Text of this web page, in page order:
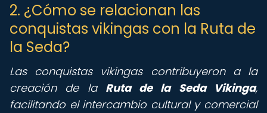
2. ¿Cómo se relacionan las
conquistas vikingas con la Ruta de
la Seda?
Las conquistas vikingas contribuyeron a la
creación de la Ruta de la Seda Vikinga,
facilitando el intercambio cultural y comercial